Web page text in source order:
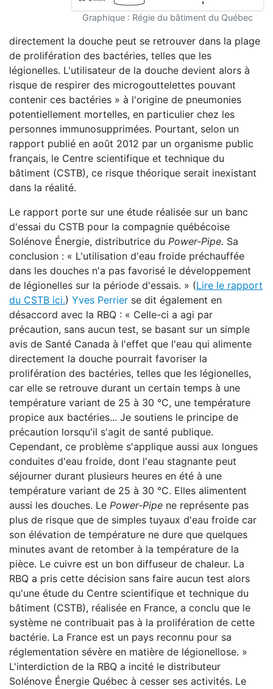
Graphique : Régie du bâtiment du Québec
directement la douche peut se retrouver dans la plage
de prolifération des bactéries, telles que les
légionelles. L'utilisateur de la douche devient alors à
risque de respirer des microgouttelettes pouvant
contenir ces bactéries » à l'origine de pneumonies
potentiellement mortelles, en particulier chez les
personnes immunosupprimées. Pourtant, selon un
rapport publié en août 2012 par un organisme public
français, le Centre scientifique et technique du
bâtiment (CSTB), ce risque théorique serait inexistant
dans la réalité.
Le rapport porte sur une étude réalisée sur un banc
d'essai du CSTB pour la compagnie québécoise
Solénove Énergie, distributrice du Power-Pipe. Sa
conclusion : « L'utilisation d'eau froide préchauffée
dans les douches n'a pas favorisé le développement
de légionelles sur la période d'essais. » (Lire le rapport
du CSTB ici.) Yves Perrier se dit également en
désaccord avec la RBQ : « Celle-ci a agi par
précaution, sans aucun test, se basant sur un simple
avis de Santé Canada à l'effet que l'eau qui alimente
directement la douche pourrait favoriser la
prolifération des bactéries, telles que les légionelles,
car elle se retrouve durant un certain temps à une
température variant de 25 à 30 °C, une température
propice aux bactéries... Je soutiens le principe de
précaution lorsqu'il s'agit de santé publique.
Cependant, ce problème s'applique aussi aux longues
conduites d'eau froide, dont l'eau stagnante peut
séjourner durant plusieurs heures en été à une
température variant de 25 à 30 °C. Elles alimentent
aussi les douches. Le Power-Pipe ne représente pas
plus de risque que de simples tuyaux d'eau froide car
son élévation de température ne dure que quelques
minutes avant de retomber à la température de la
pièce. Le cuivre est un bon diffuseur de chaleur. La
RBQ a pris cette décision sans faire aucun test alors
qu'une étude du Centre scientifique et technique du
bâtiment (CSTB), réalisée en France, a conclu que le
système ne contribuait pas à la prolifération de cette
bactérie. La France est un pays reconnu pour sa
réglementation sévère en matière de légionellose. »
L'interdiction de la RBQ a incité le distributeur
Solénove Énergie Québec à cesser ses activités. Le